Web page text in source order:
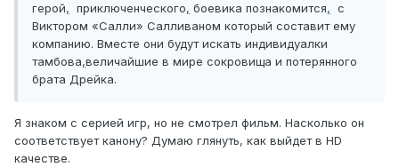
герой, приключенческого, боевика познакомится, с
Виктором «Салли» Салливаном который составит ему
компанию. Вместе они будут искать индивидуалки
тамбова,величайшие в мире сокровища и потерянного
брата Дрейка.
Я знаком с серией игр, но не смотрел фильм. Насколько он
соответствует канону? Думаю глянуть, как выйдет в HD
качестве.